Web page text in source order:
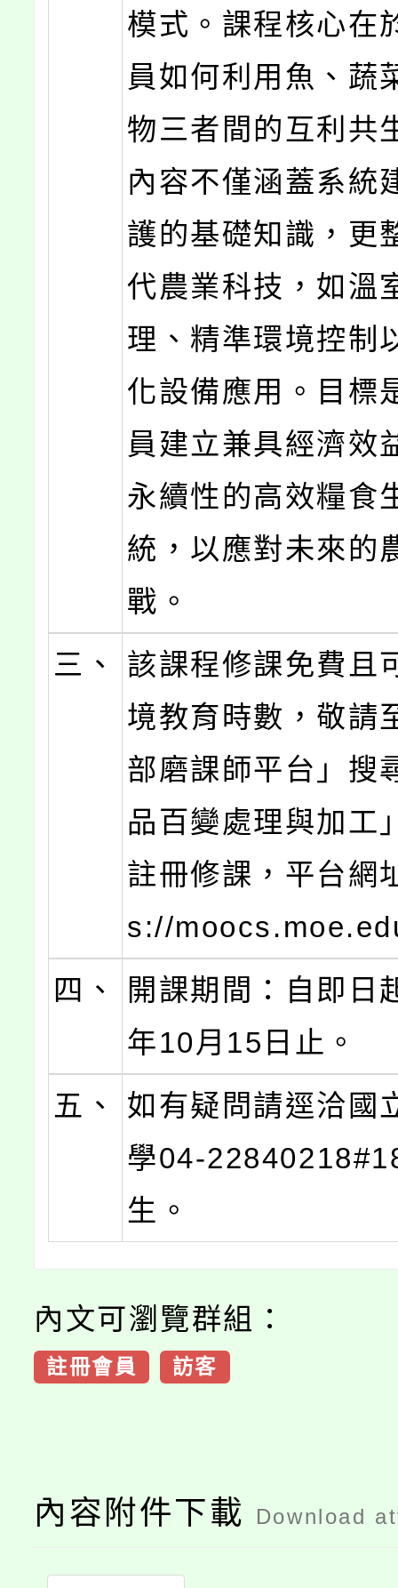
模式。課程核心在
員如何利用魚、蔬
物三者間的互利共
內容不僅涵蓋系統
護的基礎知識，更
代農業科技，如溫
理、精準環境控制
化設備應用。目標
員建立兼具經濟效
永續性的高效糧食
統，以應對未來的
戰。
三、
該課程修課免費且
境教育時數，敬請
部磨課師平台」搜
品百變處理與加工
註冊修課，平台網
s://
四、
開課期間：自即日
年10月15日止。
五、
如有疑問請逕洽國
學04-
生。
內文可瀏覽群組：
註冊會員 訪客
內容附件下載 Download